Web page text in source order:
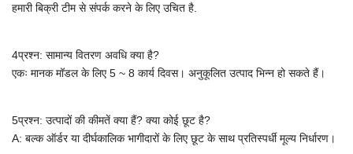
हमारी बिक्री टीम से संपर्क करने के लिए उचित है.
4प्रश्न: सामान्य वितरण अवधि क्या है?
एकः मानक मॉडल के लिए 5 ~ 8 कार्य दिवस। अनुकूलित उत्पाद भिन्न हो सकते हैं।
5प्रश्न: उत्पादों की कीमतें क्या हैं? क्या कोई छूट है?
A: बल्क ऑर्डर या दीर्घकालिक भागीदारों के लिए छूट के साथ प्रतिस्पर्धी मूल्य निर्धारण।